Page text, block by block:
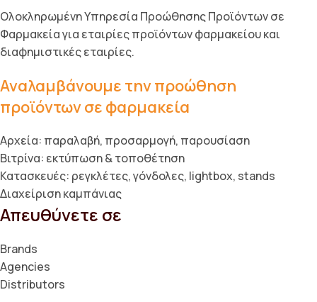
Ολοκληρωμένη Υπηρεσία Προώθησης Προϊόντων σε
Φαρμακεία για εταιρίες προϊόντων φαρμακείου και
διαφημιστικές εταιρίες.
Αναλαμβάνουμε την προώθηση
προϊόντων σε φαρμακεία
Αρχεία: παραλαβή, προσαρμογή, παρουσίαση
Βιτρίνα: εκτύπωση & τοποθέτηση
Κατασκευές: ρεγκλέτες, γόνδολες, lightbox, stands
Διαχείριση καμπάνιας
Απευθύνετε σε
Brands
Agencies
Distributors